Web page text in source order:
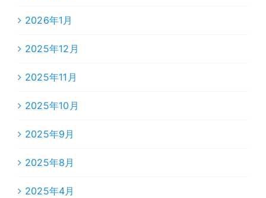
2026年1月
2025年12月
2025年11月
2025年10月
2025年9月
2025年8月
2025年4月